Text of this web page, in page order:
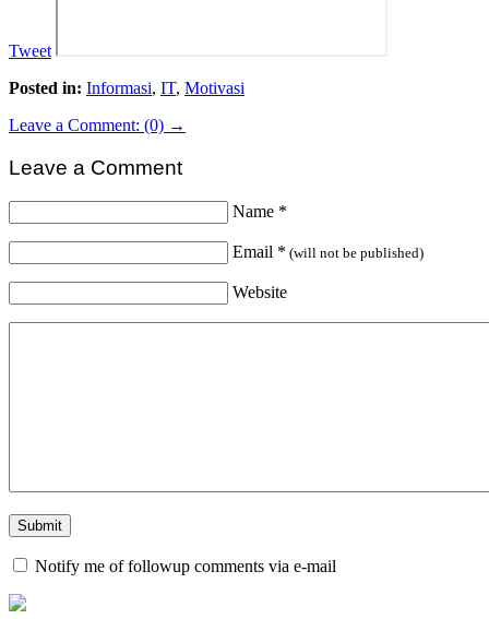
Tweet
Posted in: Informasi, IT, Motivasi
Leave a Comment: (0) →
Leave a Comment
Name *
Email * (will not be published)
Website
Notify me of followup comments via e-mail